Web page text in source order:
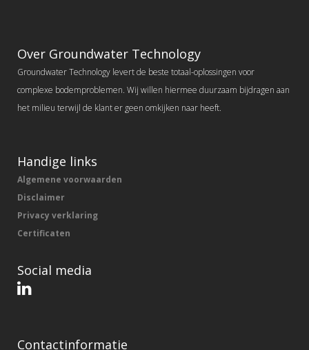
Over Groundwater Technology
Groundwater Technology levert de beste totaal-oplossingen voor
complexe bodemproblemen. Wij willen hiermee duurzaam bijdragen aan
het milieu terwijl de klant er geen omkijken naar heeft.
Handige links
Algemene voorwaarden
Disclaimer
Privacy verklaring
Certificaten
Social media
Contactinformatie